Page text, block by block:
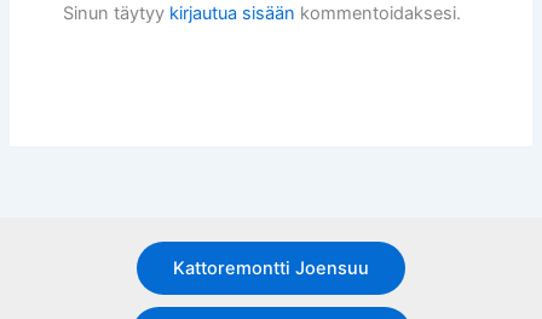
Sinun täytyy kirjautua sisään kommentoidaksesi.
Kattoremontti Joensuu